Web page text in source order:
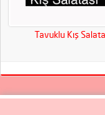
Tavuklu Kış